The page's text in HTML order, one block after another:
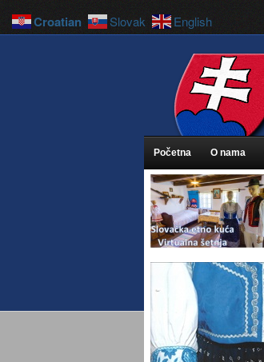
Početna O nama
Croatian Slovak English